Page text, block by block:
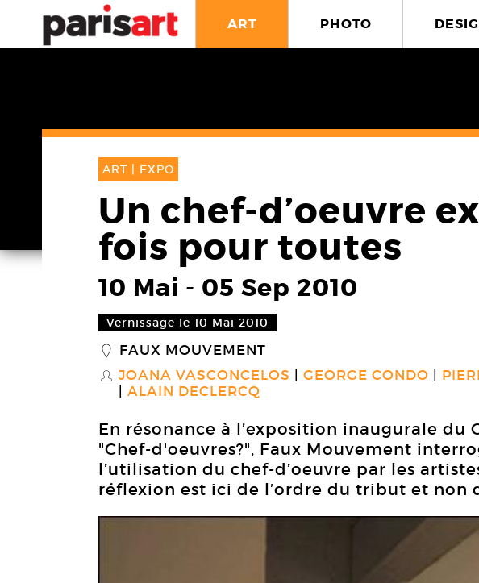
ART PHOTO
ART | EXPO
Un chef-d’oeuvre
fois pour toutes
10 Mai - 05 Sep 2010
Vernissage le 10 Mai 2010
_ FAUX MOUVEMENT
S JOANA VASCONCELOS GEORGE CONDO
ALAIN DECLERCQ
En résonance à l’exposition inaugurale du
"Chef-d'oeuvres?", Faux Mouvement
l’utilisation du chef-d’oeuvre par les
réflexion est ici de l’ordre du tribut et non